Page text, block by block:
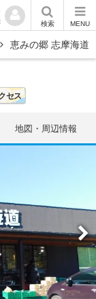
検索 MENU
恵みの郷 志摩海道
セス
地図・周辺情報